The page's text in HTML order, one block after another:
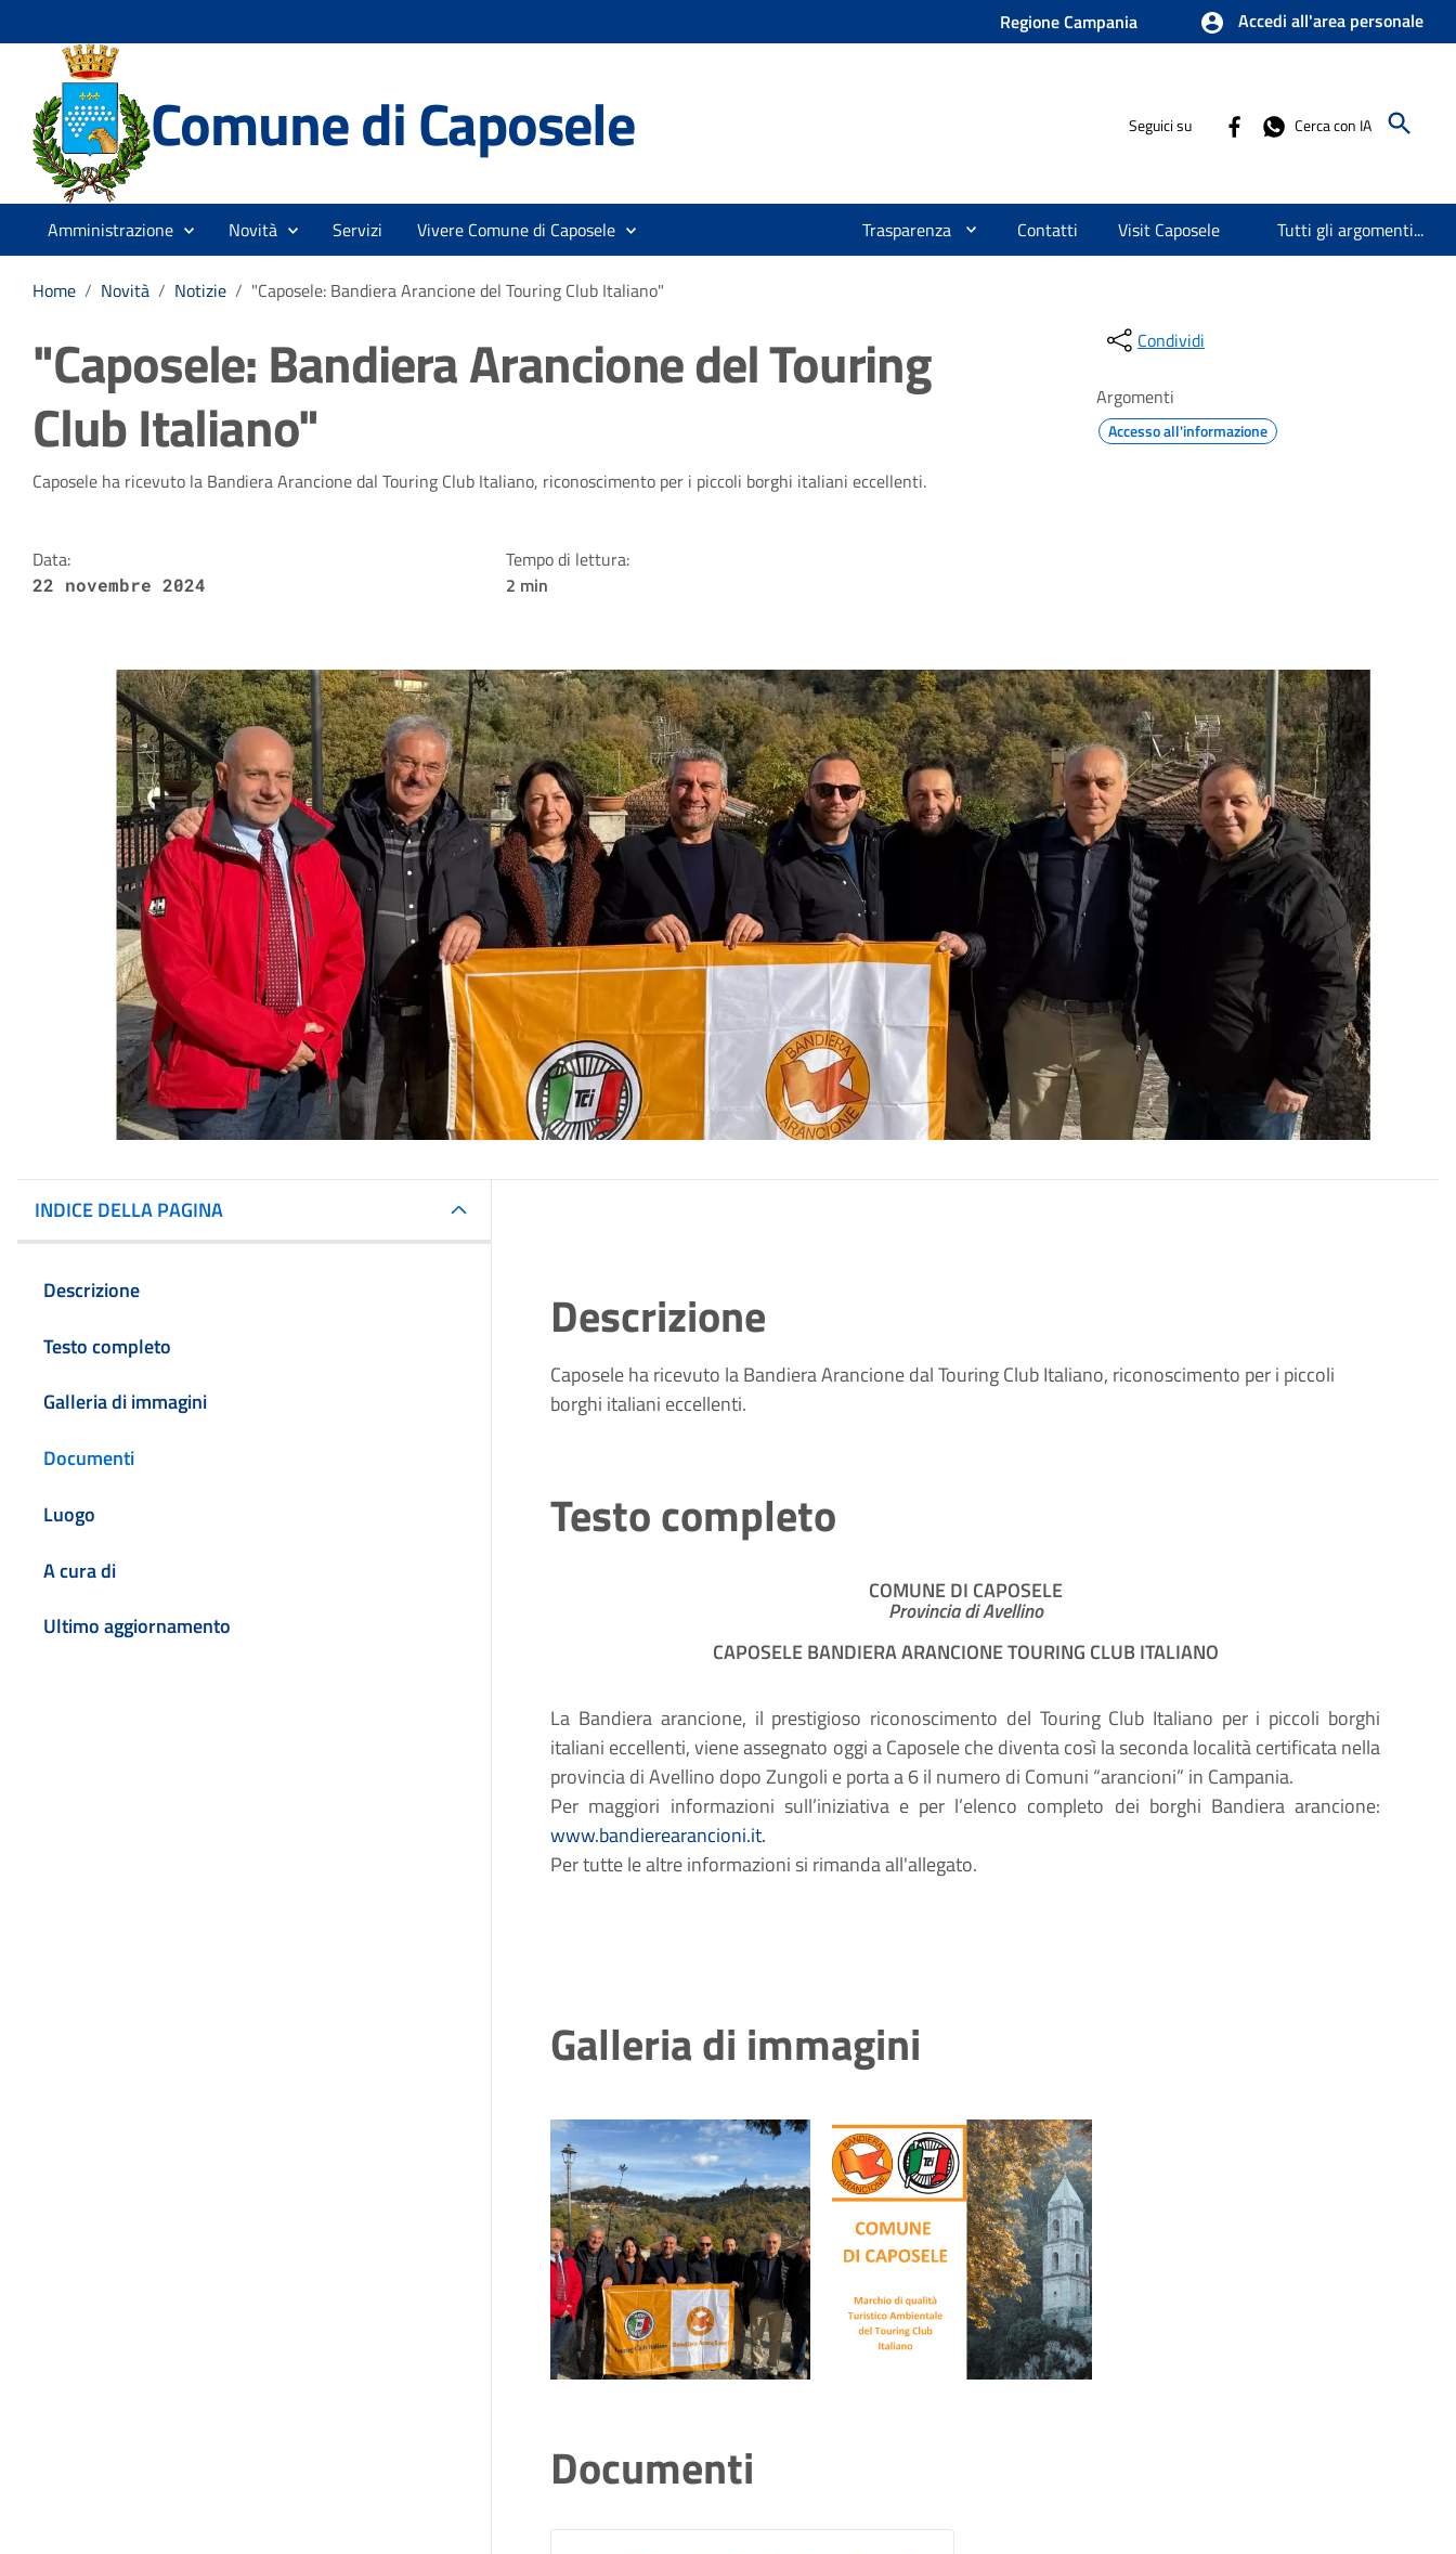
Regione Campania Accedi all'area personale
Comune di Caposele Seguici su Cerca con IA
Amministrazione Novità Servizi Vivere Comune di Caposele Trasparenza Contatti Visit Caposele Tutti gli argomenti...
Home / Novità / Notizie / "Caposele: Bandiera Arancione del Touring Club Italiano"
"Caposele: Bandiera Arancione del Touring
Club Italiano"
Dettagli della notizia
Caposele ha ricevuto la Bandiera Arancione dal Touring Club Italiano, riconoscimento per i piccoli borghi italiani eccellenti.
Data:
22 novembre 2024
Tempo di lettura:
2 min
Condividi
Argomenti
Accesso all'informazione
INDICE DELLA PAGINA
Descrizione
Testo completo
Galleria di immagini
Documenti
Luogo
A cura di
Ultimo aggiornamento
Descrizione
Caposele ha ricevuto la Bandiera Arancione dal Touring Club Italiano, riconoscimento per i piccoli
borghi italiani eccellenti.
Testo completo
COMUNE DI CAPOSELE
Provincia di Avellino
CAPOSELE BANDIERA ARANCIONE TOURING CLUB ITALIANO
La Bandiera arancione, il prestigioso riconoscimento del Touring Club Italiano per i piccoli borghi
italiani eccellenti, viene assegnato oggi a Caposele che diventa così la seconda località certificata nella
provincia di Avellino dopo Zungoli e porta a 6 il numero di Comuni “arancioni” in Campania.
Per maggiori informazioni sull’iniziativa e per l’elenco completo dei borghi Bandiera arancione:
www.bandierearancioni.it.
Per tutte le altre informazioni si rimanda all'allegato.
Galleria di immagini
Documenti